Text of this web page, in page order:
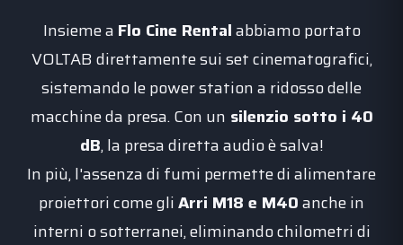
Insieme a Flo Cine Rentalabbiamo portato
VOLTAB direttamente sui set cinematografici,
sistemando le power station a ridosso delle
macchine da presa. Con un silenzio sotto i 40
dB, la presa diretta audio è salva!
In più, l'assenza di fumi permette di alimentare
proiettori come gliArri M18 e M40anche in
interni o sotterranei, eliminando chilometri di